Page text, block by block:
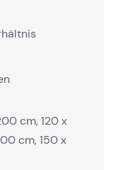
cm, 120 x
cm, 150 x